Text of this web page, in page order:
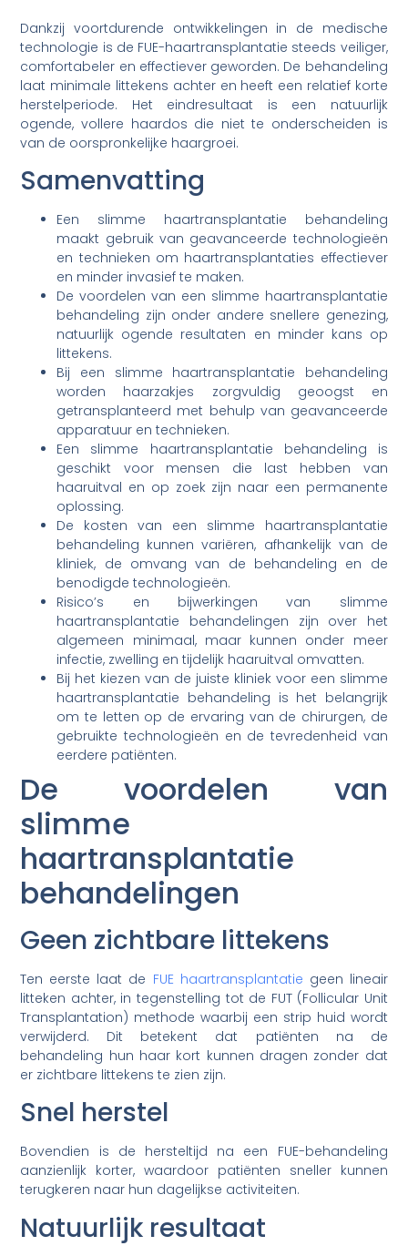
Dankzij voortdurende ontwikkelingen in de medische
technologie is de FUE-haartransplantatie steeds veiliger,
comfortabeler en effectiever geworden. De behandeling
laat minimale littekens achter en heeft een relatief korte
herstelperiode. Het eindresultaat is een natuurlijk
ogende, vollere haardos die niet te onderscheiden is
van de oorspronkelijke haargroei.
Samenvatting
Een slimme haartransplantatie behandeling
maakt gebruik van geavanceerde technologieën
en technieken om haartransplantaties effectiever
en minder invasief te maken.
De voordelen van een slimme haartransplantatie
behandeling zijn onder andere snellere genezing,
natuurlijk ogende resultaten en minder kans op
littekens.
Bij een slimme haartransplantatie behandeling
worden haarzakjes zorgvuldig geoogst en
getransplanteerd met behulp van geavanceerde
apparatuur en technieken.
Een slimme haartransplantatie behandeling is
geschikt voor mensen die last hebben van
haaruitval en op zoek zijn naar een permanente
oplossing.
De kosten van een slimme haartransplantatie
behandeling kunnen variëren, afhankelijk van de
kliniek, de omvang van de behandeling en de
benodigde technologieën.
Risico’s en bijwerkingen van slimme
haartransplantatie behandelingen zijn over het
algemeen minimaal, maar kunnen onder meer
infectie, zwelling en tijdelijk haaruitval omvatten.
Bij het kiezen van de juiste kliniek voor een slimme
haartransplantatie behandeling is het belangrijk
om te letten op de ervaring van de chirurgen, de
gebruikte technologieën en de tevredenheid van
eerdere patiënten.
De voordelen van
slimme
haartransplantatie
behandelingen
Geen zichtbare littekens
Ten eerste laat de FUE haartransplantatie geen lineair
litteken achter, in tegenstelling tot de FUT (Follicular Unit
Transplantation) methode waarbij een strip huid wordt
verwijderd. Dit betekent dat patiënten na de
behandeling hun haar kort kunnen dragen zonder dat
er zichtbare littekens te zien zijn.
Snel herstel
Bovendien is de hersteltijd na een FUE-behandeling
aanzienlijk korter, waardoor patiënten sneller kunnen
terugkeren naar hun dagelijkse activiteiten.
Natuurlijk resultaat